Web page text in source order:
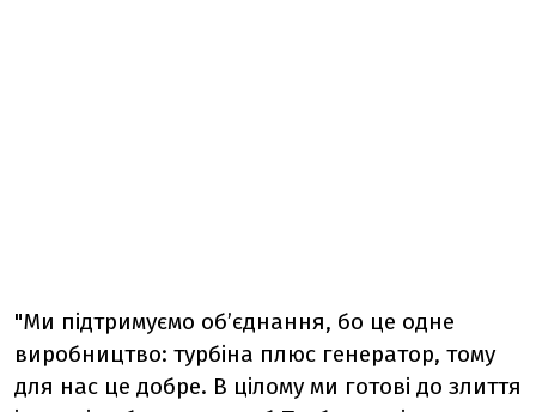
"Ми підтримуємо об’єднання, бо це одне
виробництво: турбіна плюс генератор, тому
для нас це добре. В цілому ми готові до злиття